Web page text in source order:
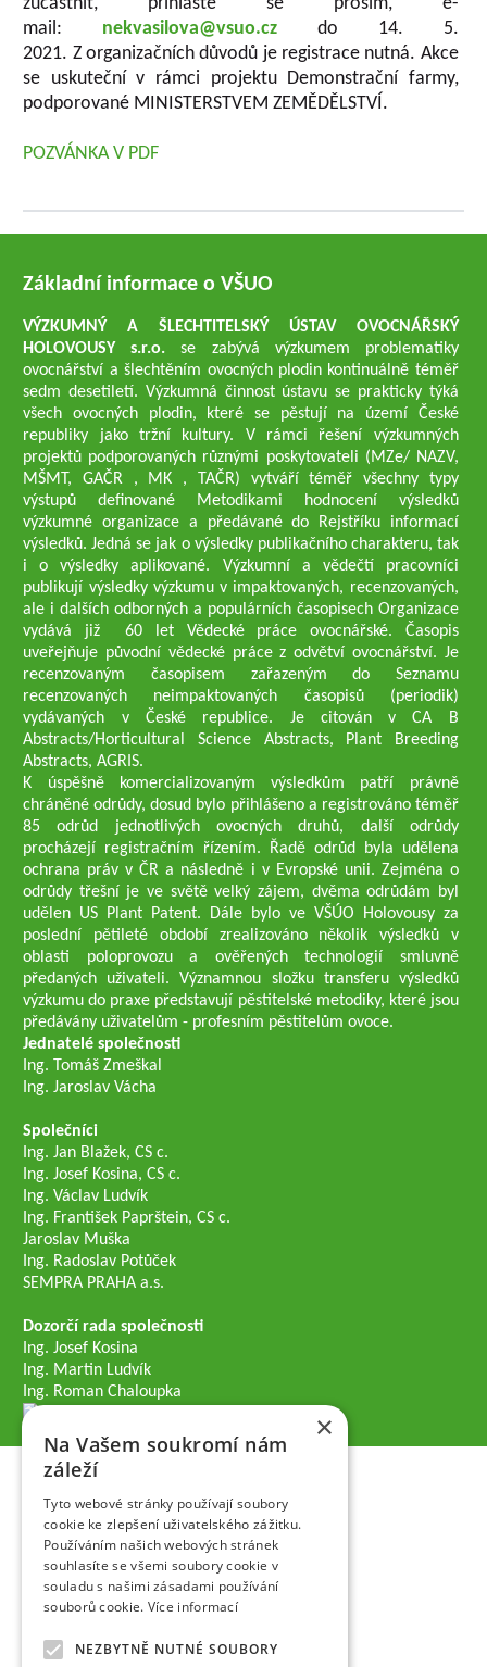
mail: nekvasilova@vsuo.cz do 14. 5.
2021. Z organizačních důvodů je registrace nutná. Akce
se uskuteční v rámci projektu Demonstrační farmy,
podporované MINISTERSTVEM ZEMĚDĚLSTVÍ.
POZVÁNKA V PDF
Základní informace o VŠUO
VÝZKUMNÝ A ŠLECHTITELSKÝ ÚSTAV OVOCNÁŘSKÝ
HOLOVOUSY s.r.o.se zabývá výzkumem problematiky
ovocnářství a šlechtěním ovocných plodin kontinuálně téměř
sedm desetiletí. Výzkumná činnost ústavu se prakticky týká
všech ovocných plodin, které se pěstují na území České
republiky jako tržní kultury. V rámci řešení výzkumných
projektů podporovaných různými poskytovateli (MZe/ NAZV,
MŠMT, GAČR , MK , TAČR) vytváří téměř všechny typy
výstupů definované Metodikami hodnocení výsledků
výzkumné organizace a předávané do Rejstříku informací
výsledků. Jedná se jak o výsledky publikačního charakteru, tak
i o výsledky aplikované. Výzkumní a vědečtí pracovníci
publikují výsledky výzkumu v impaktovaných, recenzovaných,
ale i dalších odborných a populárních časopisech Organizace
vydává již 60 let Vědecké práce ovocnářské. Časopis
uveřejňuje původní vědecké práce z odvětví ovocnářství. Je
recenzovaným časopisem zařazeným do Seznamu
recenzovaných neimpaktovaných časopisů (periodik)
vydávaných v České republice. Je citován v CA B
Abstracts/Horticultural Science Abstracts, Plant Breeding
Abstracts, AGRIS.
K úspěšně komercializovaným výsledkům patří právně
chráněné odrůdy, dosud bylo přihlášeno a registrováno téměř
85 odrůd jednotlivých ovocných druhů, další odrůdy
procházejí registračním řízením. Řadě odrůd byla udělena
ochrana práv v ČR a následně i v Evropské unii. Zejména o
odrůdy třešní je ve světě velký zájem, dvěma odrůdám byl
udělen US Plant Patent. Dále bylo ve VŠÚO Holovousy za
poslední pětileté období zrealizováno několik výsledků v
oblasti poloprovozu a ověřených technologií smluvně
předaných uživateli. Významnou složku transferu výsledků
výzkumu do praxe představují pěstitelské metodiky, které jsou
předávány uživatelům - profesním pěstitelům ovoce.
Jednatelé společnosti
Ing. Tomáš Zmeškal
Ing. Jaroslav Vácha
Společníci
Ing. Jan Blažek, CS c.
Ing. Josef Kosina, CS c.
Ing. Václav Ludvík
Ing. František Paprštein, CS c.
Jaroslav Muška
Ing. Radoslav Potůček
SEMPRA PRAHA a.s.
Dozorčí rada společnosti
Ing. Josef Kosina
Ing. Martin Ludvík
Ing. Roman Chaloupka
×
Na Vašem soukromí nám
záleží
Tyto webové stránky používají soubory
cookie ke zlepšení uživatelského zážitku.
Používáním našich webových stránek
souhlasíte se všemi soubory cookie v
souladu s našimi zásadami používání
souborů cookie. Více informací
NEZBYTNĚ NUTNÉ SOUBORY